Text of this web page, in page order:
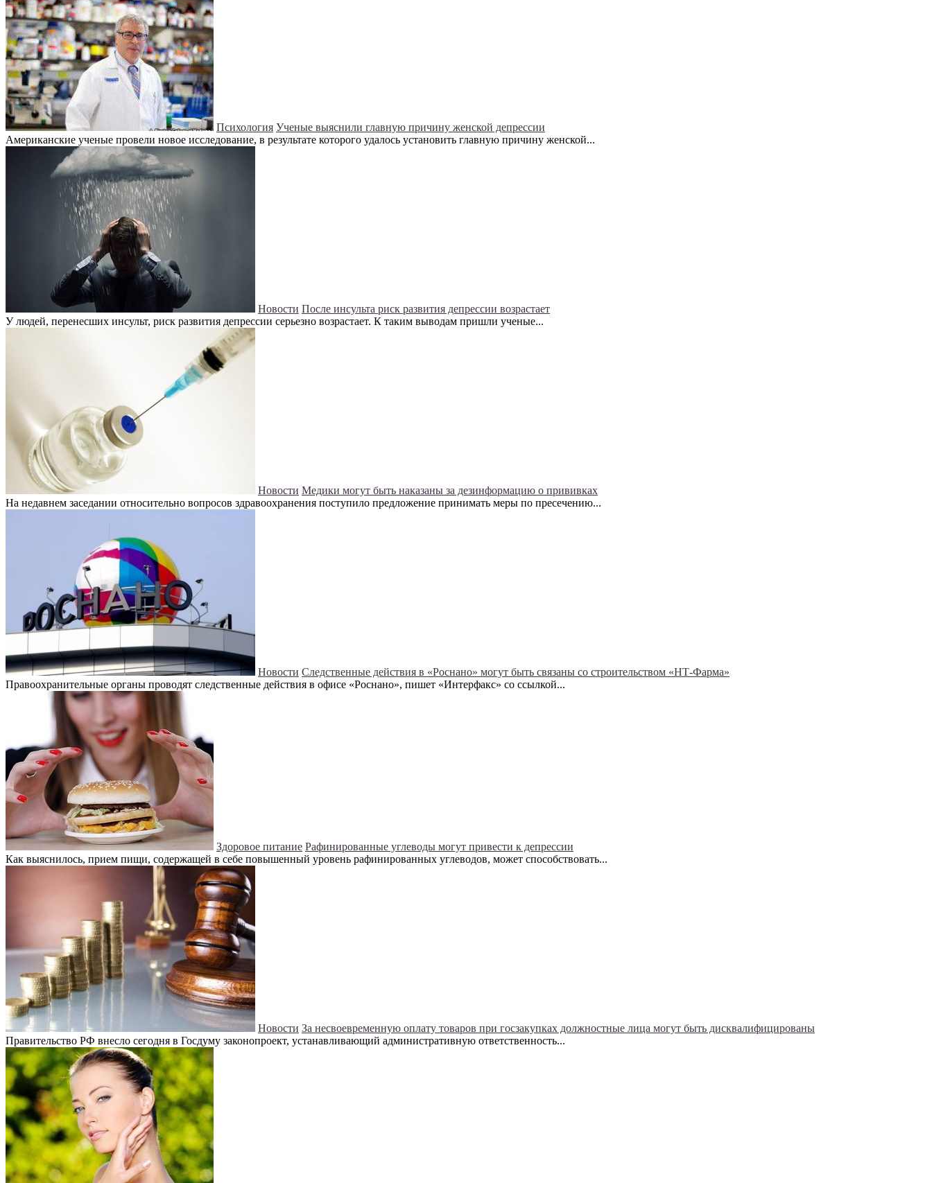
Психология Ученые выяснили главную причину женской депрессии
Американские ученые провели новое исследование, в результате которого удалось установить главную причину женской...
Новости После инсульта риск развития депрессии возрастает
У людей, перенесших инсульт, риск развития депрессии серьезно возрастает. К таким выводам пришли ученые...
Новости Медики могут быть наказаны за дезинформацию о прививках
На недавнем заседании относительно вопросов здравоохранения поступило предложение принимать меры по пресечению...
Новости Следственные действия в «Роснано» могут быть связаны со строительством «НТ-Фарма»
Правоохранительные органы проводят следственные действия в офисе «Роснано», пишет «Интерфакс» со ссылкой...
Здоровое питание Рафинированные углеводы могут привести к депрессии
Как выяснилось, прием пищи, содержащей в себе повышенный уровень рафинированных углеводов, может способствовать...
Новости За несвоевременную оплату товаров при госзакупках должностные лица могут быть дисквалифицированы
Правительство РФ внесло сегодня в Госдуму законопроект, устанавливающий административную ответственность...